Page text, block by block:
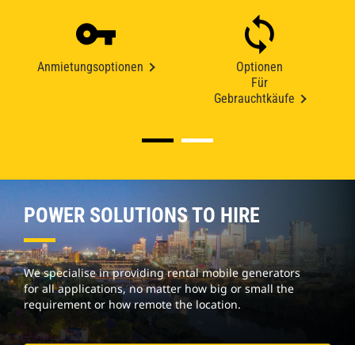
Anmietungsoptionen
Optionen
Für
Gebrauchtkäufe
POWER SOLUTIONS TO HIRE
We specialise in providing rental mobile generators
for all applications, no matter how big or small the
requirement or how remote the location.